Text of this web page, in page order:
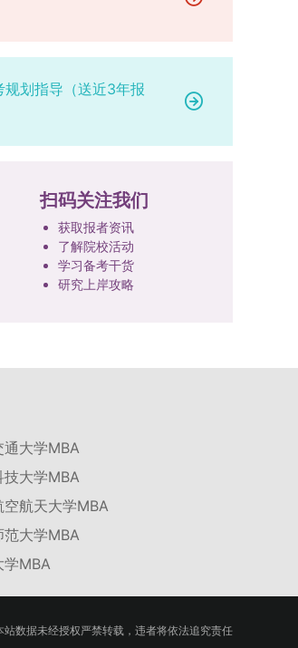
规划指导（送近3年报
扫码关注我们
获取报者资讯
了解院校活动
学习备考干货
研究上岸攻略
通大学MBA
技大学MBA
空航天大学MBA
范大学MBA
学MBA
站数据未经授权严禁转载，违者将依法追究责任